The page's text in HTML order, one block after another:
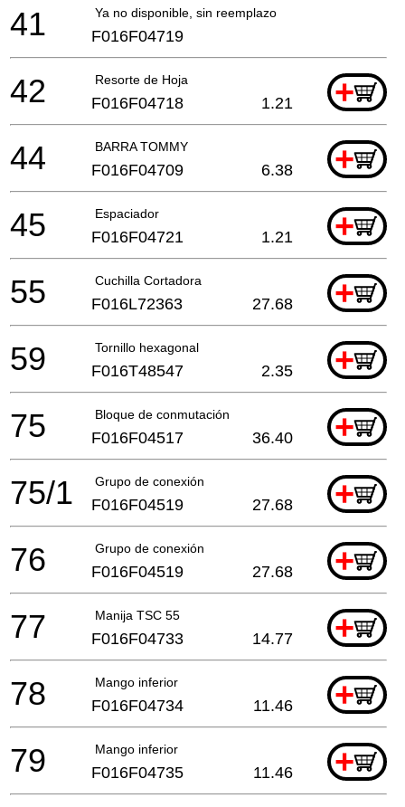
Ya no disponible, sin reemplazo
41 F016F04719
Resorte de Hoja +
42 F016F04718 1.21
BARRA TOMMY +
44 F016F04709 6.38
Espaciador +
45 F016F04721 1.21
Cuchilla Cortadora +
55 F016L72363 27.68
Tornillo hexagonal +
59 F016T48547 2.35
Bloque de conmutación +
75 F016F04517 36.40
Grupo de conexión +
75/1 F016F04519 27.68
Grupo de conexión +
76 F016F04519 27.68
Manija TSC 55 +
77 F016F04733 14.77
Mango inferior +
78 F016F04734 11.46
Mango inferior +
79 F016F04735 11.46